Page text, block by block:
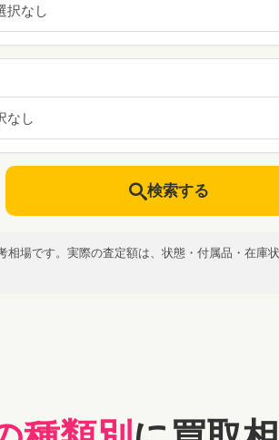
択なし
なし
検索する
相場です。実際の査定額は、状態・付属品・在庫